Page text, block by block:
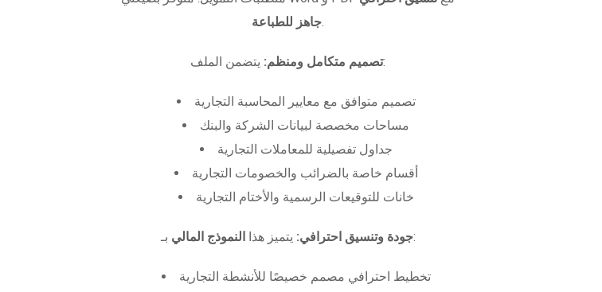
جاهز للطباعة.
تصميم متكامل ومنظم:يتضمن الملف:
تصميم متوافق مع معايير المحاسبة التجارية
مساحات مخصصة لبيانات الشركة والبنك
جداول تفصيلية للمعاملات التجارية
أقسام خاصة بالضرائب والخصومات التجارية
خانات للتوقيعات الرسمية والأختام التجارية
جودة وتنسيق احترافي: يتميز هذا النموذج المالي بـ:
تخطيط احترافي مصمم خصيصًا للأنشطة التجارية